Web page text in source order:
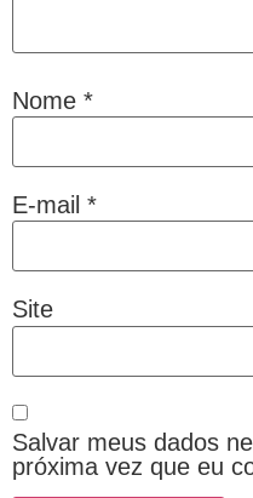
Nome *
E-mail *
Site
Salvar meus dados
próxima vez que eu